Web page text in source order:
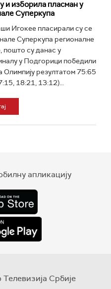
и изборила пласман у
Суперкупа
Игокее пласирали су се
Суперкупа регионалне
пошто су данас у
у Подгорици победили
Олимпију резултатом 75:65
18:21, 13:12)...
апликацију
Србије